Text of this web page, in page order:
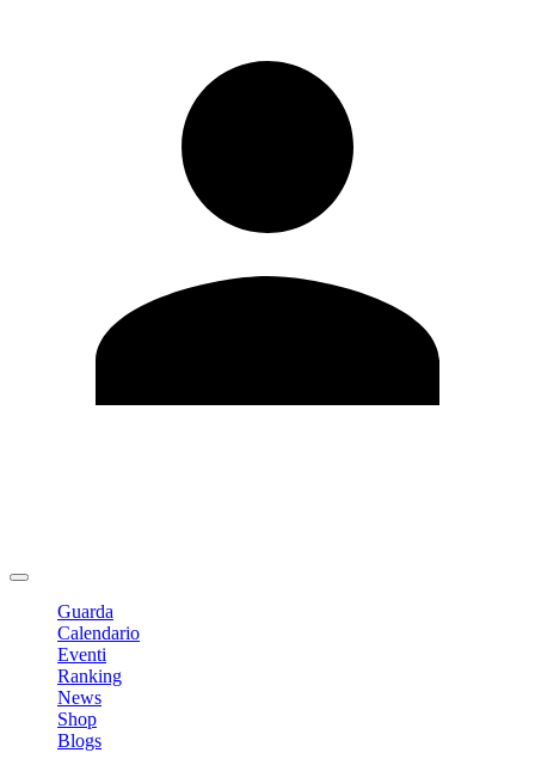
Guarda
Calendario
Eventi
Ranking
News
Shop
Blogs